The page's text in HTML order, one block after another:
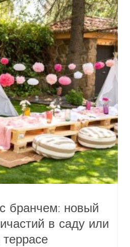
бранчем: новый
в саду или
террасе